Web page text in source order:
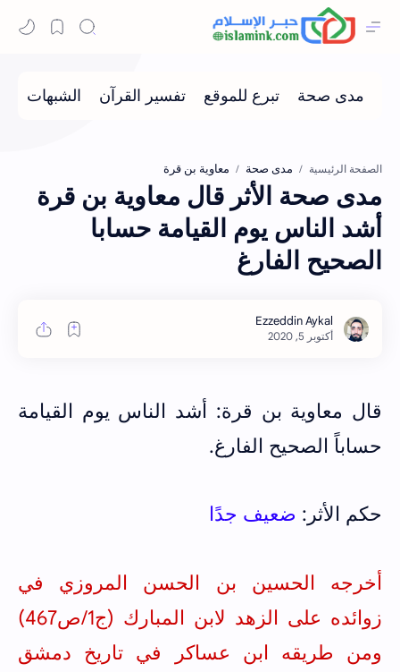
الصفحة الرئيسية مدى صحة معاوية بن قرة
مدى صحة الأثر قال معاوية بن قرة
أشد الناس يوم القيامة حسابا
الصحيح الفارغ
قال معاوية بن قرة: أشد الناس يوم القيامة
حساباً الصحيح الفارغ.
حكم الأثر: ضعيف جدًا
أخرجه الحسين بن الحسن المروزي في
زوائده على الزهد لابن المبارك (ج1/ص467)
ومن طريقه ابن عساكر في تاريخ دمشق